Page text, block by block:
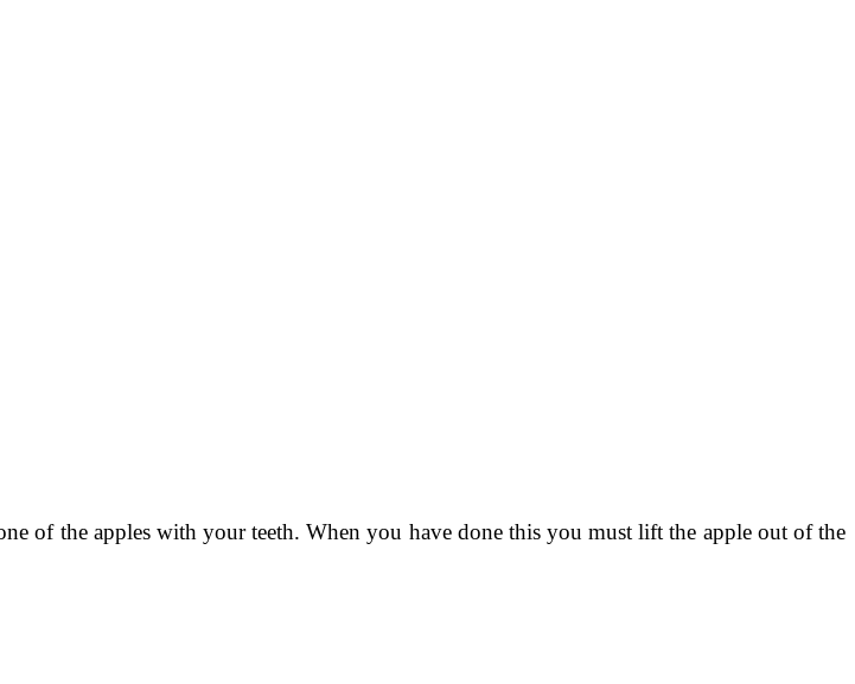
of the apples with your teeth. When you have done this you must lift the apple out of the